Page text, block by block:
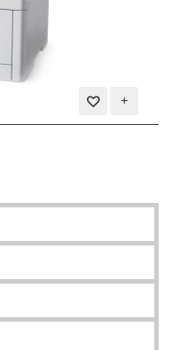
Aggiungi